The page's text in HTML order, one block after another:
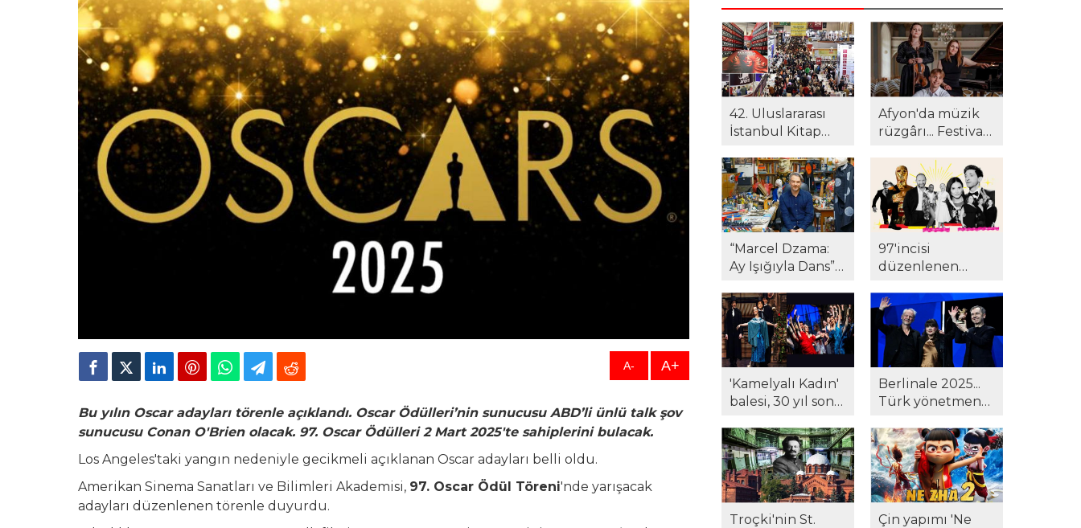
A- A+
Bu yılın Oscar adayları törenle açıklandı. Oscar Ödülleri’nin sunucusu ABD’li ünlü talk şov
sunucusu Conan O'Brien olacak. 97. Oscar Ödülleri 2 Mart 2025'te sahiplerini bulacak.
Los Angeles'taki yangın nedeniyle gecikmeli açıklanan Oscar adayları belli oldu.
Amerikan Sinema Sanatları ve Bilimleri Akademisi, 97. Oscar Ödül Töreni'nde yarışacak
adayları düzenlenen törenle duyurdu.
42. Uluslararası
İstanbul Kitap
ilgi! Gazeteci
Suat Kozluklu ilk
kitabı ile
okurlarla
buluştu...
Afyon'da müzik
rüzgârı... Festival
müze ve kültür
merkezinde!
“Marcel Dzama:
Ay Işığıyla Dans”
97'incisi
düzenlenen
töreninde
kazananlar belli
oldu...
'Kamelyalı Kadın'
balesi, 30 yıl sonra
sanatseverlerle
buluştu...
Berlinale 2025...
Türk yönetmene
'Hysteria' beğeni
topladı..!
Troçki'nin St. Çin yapımı 'Ne